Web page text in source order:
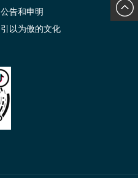
公告和申明
引以为傲的文化
谈
发送邮